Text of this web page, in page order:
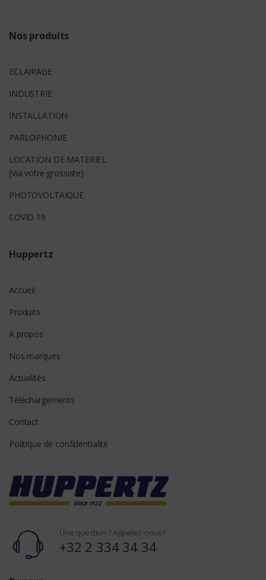
Nos produits
ECLAIRAGE
INDUSTRIE
INSTALLATION
PARLOPHONIE
LOCATION DE MATERIEL
(Via votre grossiste)
PHOTOVOLTAÏQUE
COVID 19
Huppertz
Accueil
Produits
A propos
Nos marques
Actualités
Téléchargements
Contact
Politique de confidentialité
Une question ? Appelez-nous !
+32 2 334 34 34